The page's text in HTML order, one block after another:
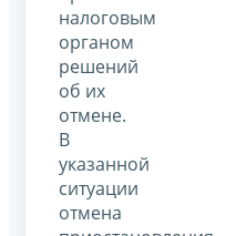
налоговым
органом
решений
об их
отмене.
В
указанной
ситуации
отмена